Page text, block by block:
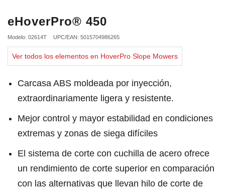
eHoverPro® 450
Modelo: 02614T UPC/EAN: 5015704986265
Ver todos los elementos en HoverPro Slope Mowers
Carcasa ABS moldeada por inyección,
extraordinariamente ligera y resistente.
Mejor control y mayor estabilidad en condiciones
extremas y zonas de siega difíciles
El sistema de corte con cuchilla de acero ofrece
un rendimiento de corte superior en comparación
con las alternativas que llevan hilo de corte de